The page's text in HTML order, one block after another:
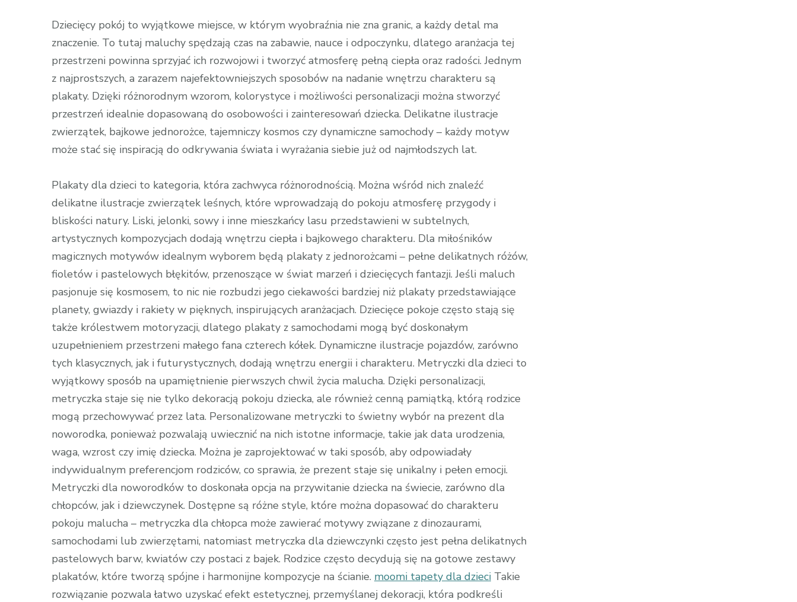
Dziecięcy pokój to wyjątkowe miejsce, w którym wyobraźnia nie zna granic, a każdy detal ma
znaczenie. To tutaj maluchy spędzają czas na zabawie, nauce i odpoczynku, dlatego aranżacja tej
przestrzeni powinna sprzyjać ich rozwojowi i tworzyć atmosferę pełną ciepła oraz radości. Jednym
z najprostszych, a zarazem najefektowniejszych sposobów na nadanie wnętrzu charakteru są
plakaty. Dzięki różnorodnym wzorom, kolorystyce i możliwości personalizacji można stworzyć
przestrzeń idealnie dopasowaną do osobowości i zainteresowań dziecka. Delikatne ilustracje
zwierzątek, bajkowe jednorożce, tajemniczy kosmos czy dynamiczne samochody – każdy motyw
może stać się inspiracją do odkrywania świata i wyrażania siebie już od najmłodszych lat.
Plakaty dla dzieci to kategoria, która zachwyca różnorodnością. Można wśród nich znaleźć
delikatne ilustracje zwierzątek leśnych, które wprowadzają do pokoju atmosferę przygody i
bliskości natury. Liski, jelonki, sowy i inne mieszkańcy lasu przedstawieni w subtelnych,
artystycznych kompozycjach dodają wnętrzu ciepła i bajkowego charakteru. Dla miłośników
magicznych motywów idealnym wyborem będą plakaty z jednorożcami – pełne delikatnych różów,
fioletów i pastelowych błękitów, przenoszące w świat marzeń i dziecięcych fantazji. Jeśli maluch
pasjonuje się kosmosem, to nic nie rozbudzi jego ciekawości bardziej niż plakaty przedstawiające
planety, gwiazdy i rakiety w pięknych, inspirujących aranżacjach. Dziecięce pokoje często stają się
także królestwem motoryzacji, dlatego plakaty z samochodami mogą być doskonałym
uzupełnieniem przestrzeni małego fana czterech kółek. Dynamiczne ilustracje pojazdów, zarówno
tych klasycznych, jak i futurystycznych, dodają wnętrzu energii i charakteru. Metryczki dla dzieci to
wyjątkowy sposób na upamiętnienie pierwszych chwil życia malucha. Dzięki personalizacji,
metryczka staje się nie tylko dekoracją pokoju dziecka, ale również cenną pamiątką, którą rodzice
mogą przechowywać przez lata. Personalizowane metryczki to świetny wybór na prezent dla
noworodka, ponieważ pozwalają uwiecznić na nich istotne informacje, takie jak data urodzenia,
waga, wzrost czy imię dziecka. Można je zaprojektować w taki sposób, aby odpowiadały
indywidualnym preferencjom rodziców, co sprawia, że prezent staje się unikalny i pełen emocji.
Metryczki dla noworodków to doskonała opcja na przywitanie dziecka na świecie, zarówno dla
chłopców, jak i dziewczynek. Dostępne są różne style, które można dopasować do charakteru
pokoju malucha – metryczka dla chłopca może zawierać motywy związane z dinozaurami,
samochodami lub zwierzętami, natomiast metryczka dla dziewczynki często jest pełna delikatnych
pastelowych barw, kwiatów czy postaci z bajek. Rodzice często decydują się na gotowe zestawy
plakatów, które tworzą spójne i harmonijne kompozycje na ścianie. moomi tapety dla dzieci Takie
rozwiązanie pozwala łatwo uzyskać efekt estetycznej, przemyślanej dekoracji, która podkreśli